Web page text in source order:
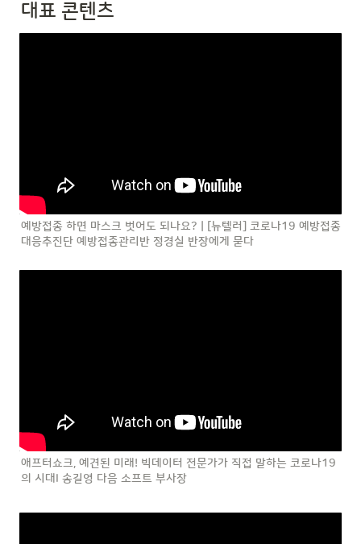
대표 콘텐츠
예방접종 하면 마스크 벗어도 되나요? | [뉴텔러] 코로나19 예방접종
대응추진단 예방접종관리반 정경실 반장에게 묻다
애프터쇼크, 예견된 미래! 빅데이터 전문가가 직접 말하는 코로나19
의 시대I 송길영 다음 소프트 부사장